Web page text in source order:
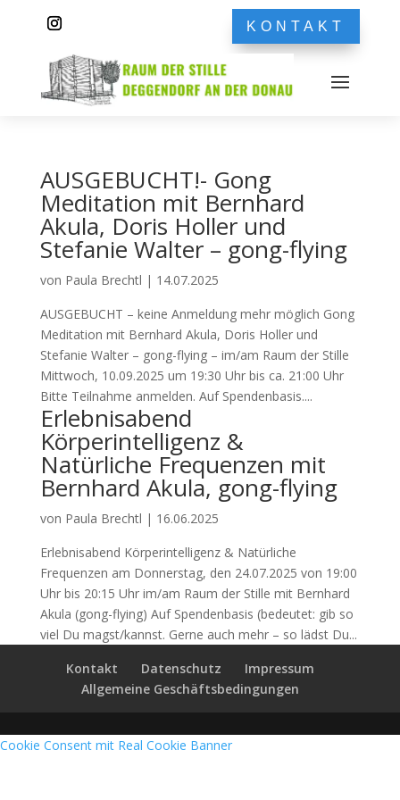
KONTAKT
AUSGEBUCHT!- Gong
Meditation mit Bernhard
Akula, Doris Holler und
Stefanie Walter – gong-flying
von Paula Brechtl | 14.07.2025
AUSGEBUCHT – keine Anmeldung mehr möglich Gong
Meditation mit Bernhard Akula, Doris Holler und
Stefanie Walter – gong-flying – im/am Raum der Stille
Mittwoch, 10.09.2025 um 19:30 Uhr bis ca. 21:00 Uhr
Bitte Teilnahme anmelden. Auf Spendenbasis....
Erlebnisabend
Körperintelligenz &
Natürliche Frequenzen mit
Bernhard Akula, gong-flying
von Paula Brechtl | 16.06.2025
Erlebnisabend Körperintelligenz & Natürliche
Frequenzen am Donnerstag, den 24.07.2025 von 19:00
Uhr bis 20:15 Uhr im/am Raum der Stille mit Bernhard
Akula (gong-flying) Auf Spendenbasis (bedeutet: gib so
viel Du magst/kannst. Gerne auch mehr – so lädst Du...
Kontakt
Datenschutz
Impressum
Allgemeine Geschäftsbedingungen
Cookie Consent mit Real Cookie Banner